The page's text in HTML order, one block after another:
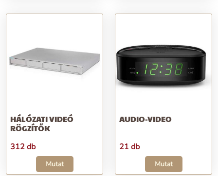
HÁLÓZATI VIDEÓ
RÖGZÍTŐK
312 db
Mutat
AUDIO-VIDEO
21 db
Mutat